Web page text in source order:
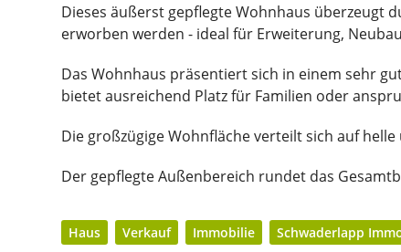
Dieses äußerst gepflegte Wohnhaus überzeugt
erworben werden - ideal für Erweiterung,
Das Wohnhaus präsentiert sich in einem sehr
bietet ausreichend Platz für Familien oder
Die großzügige Wohnfläche verteilt sich auf
Der gepflegte Außenbereich rundet das
Haus Verkauf Immobilie Schwaderlapp